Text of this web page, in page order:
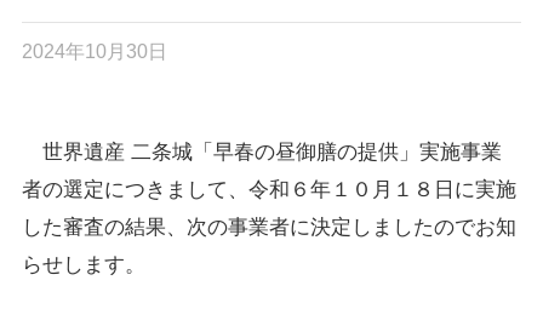
2024年10月30日
世界遺産 二条城「早春の昼御膳の提供」実施事業
者の選定につきまして、令和６年１０月１８日に実施
した審査の結果、次の事業者に決定しましたのでお知
らせします。